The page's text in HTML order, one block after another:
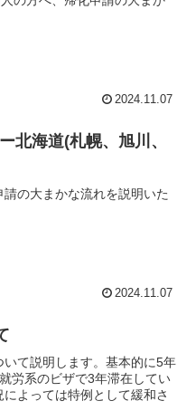
2024.11.07
北海道(札幌、旭川、
の大まかな流れを説明いた
2024.11.07
て説明します。基本的に5年
労系のビザで3年滞在してい
よっては特例として緩和さ